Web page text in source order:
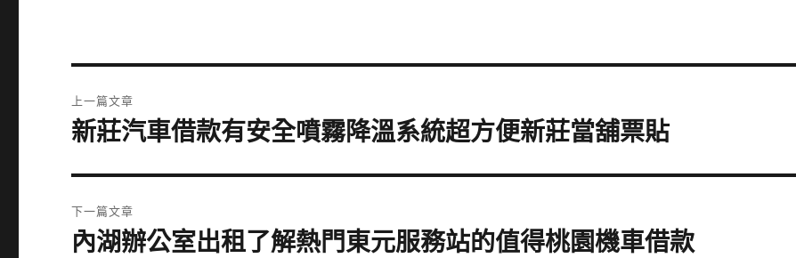
章
上一篇文章
上
篇
文
章:
新莊汽車借款有安全噴霧降溫系統超方便新莊當舖票貼
下一篇文章
下
內湖辦公室出租了解熱門東元服務站的值得桃園機車借款